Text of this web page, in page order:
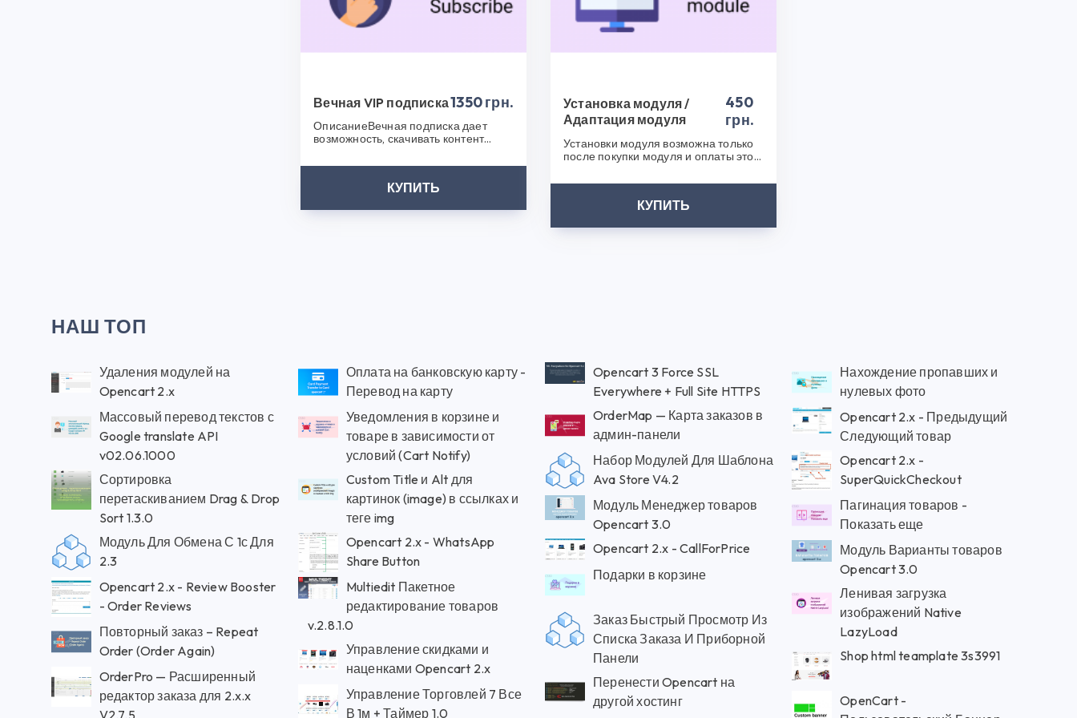
помощью Модуль Менеджер вкладок в товарах Opencart 2.x и других наших продуктов. Посетите наш интернет-
магазин плагинов уже сегодня и сделайте ваш бизнес еще успешнее!
Спасибо, что выбрали CS50!
Вечная VIP подписка1350 грн.
ОписаниеВечная подписка дает
возможность, скачивать контент
появиться н..
КУПИТЬ
Установка модуля /
Адаптация модуля
450
грн.
Установки модуля возможна только
после покупки модуля и оплаты этой
КУПИТЬ
НАШ ТОП
Удаления модулей на
Opencart 2.x
Массовый перевод текстов с
Google translate API
v02.06.1000
Сортировка
перетаскиванием Drag & Drop
Sort 1.3.0
Модуль Для Обмена С 1с Для
2.3
Opencart 2.x - Review Booster
- Order Reviews
Повторный заказ – Repeat
Order (Order Again)
OrderPro — Расширенный
редактор заказа для 2.x.x
V2.7.5
Оплата на банковскую карту -
Перевод на карту
Уведомления в корзине и
товаре в зависимости от
условий (Cart Notify)
Custom Title и Alt для
картинок (image) в ссылках и
теге img
Opencart 2.x - WhatsApp
Share Button
Multiedit Пакетное
редактирование товаров
v.2.8.1.0
Управление скидками и
наценками Opencart 2.x
Управление Торговлей 7 Все
В 1м + Таймер 1.0
Opencart 3 Force SSL
Everywhere + Full Site HTTPS
OrderMap — Карта заказов в
админ-панели
Набор Модулей Для Шаблона
Ava Store V4.2
Модуль Менеджер товаров
Opencart 3.0
Opencart 2.x - CallForPrice
Подарки в корзине
Заказ Быстрый Просмотр Из
Списка Заказа И Приборной
Панели
Перенести Opencart на
другой хостинг
Нахождение пропавших и
нулевых фото
Opencart 2.x - Предыдущий
Следующий товар
Opencart 2.x -
SuperQuickCheckout
Пагинация товаров -
Показать еще
Модуль Варианты товаров
Opencart 3.0
Ленивая загрузка
изображений Native
LazyLoad
Shop html teamplate 3s3991
OpenCart -